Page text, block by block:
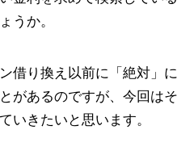
うか。
借り換え以前に「絶対」に
があるのですが、今回はそ
いきたいと思います。